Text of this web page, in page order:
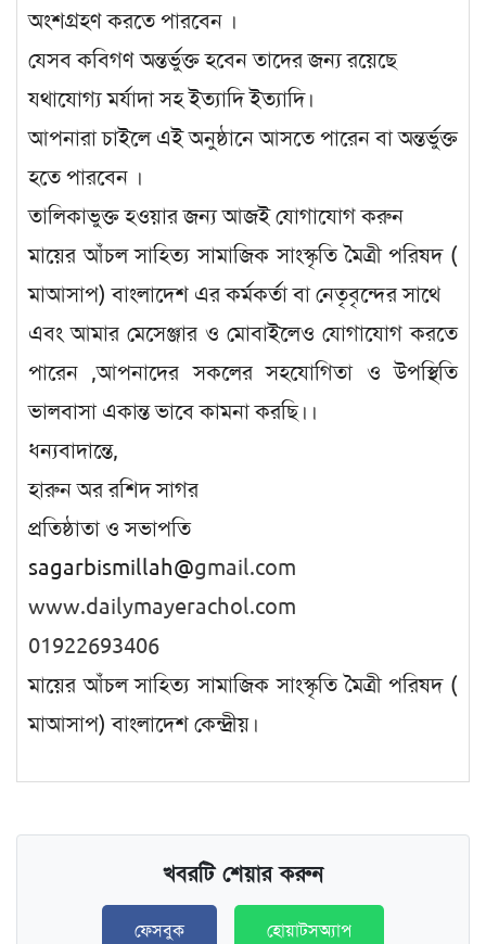
অংশগ্রহণ করতে পারবেন ।
যেসব কবিগণ অন্তর্ভুক্ত হবেন তাদের জন্য রয়েছে
যথাযোগ্য মর্যাদা সহ ইত্যাদি ইত্যাদি।
আপনারা চাইলে এই অনুষ্ঠানে আসতে পারেন বা অন্তর্ভুক্ত
হতে পারবেন ।
তালিকাভুক্ত হওয়ার জন্য আজই যোগাযোগ করুন
মায়ের আঁচল সাহিত্য সামাজিক সাংস্কৃতি মৈত্রী পরিষদ (
মাআসাপ) বাংলাদেশ এর কর্মকর্তা বা নেতৃবৃন্দের সাথে
এবং আমার মেসেঞ্জার ও মোবাইলেও যোগাযোগ করতে
পারেন ,আপনাদের সকলের সহযোগিতা ও উপস্থিতি
ভালবাসা একান্ত ভাবে কামনা করছি।।
ধন্যবাদান্তে,
হারুন অর রশিদ সাগর
প্রতিষ্ঠাতা ও সভাপতি
sagarbismillah@gmail.com
www.dailymayerachol.com
01922693406
মায়ের আঁচল সাহিত্য সামাজিক সাংস্কৃতি মৈত্রী পরিষদ (
মাআসাপ) বাংলাদেশ কেন্দ্রীয়।
খবরটি শেয়ার করুন
ফেসবুক হোয়াটসঅ্যাপ